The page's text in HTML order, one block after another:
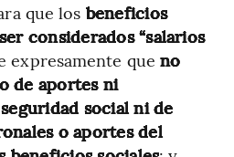
que los beneficios
considerados “salarios
expresamente queno
de aportes ni
social ni de
o aportes del